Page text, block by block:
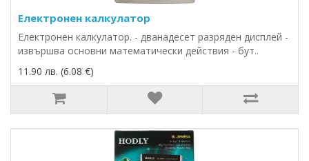
Електронен калкулатор
Електронен калкулатор. - дванадесет разряден дисплей -
извършва основни математически действия - бут..
11.90 лв. (6.08 €)